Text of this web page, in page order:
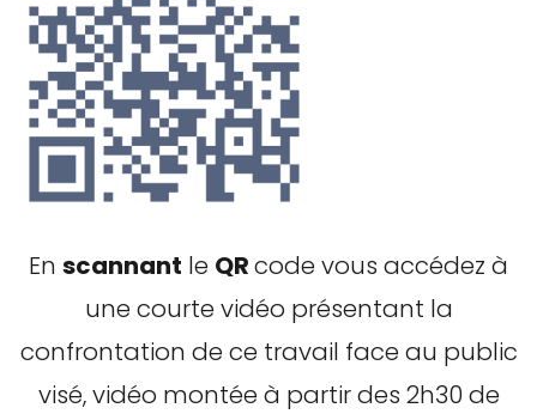
En scannant le QRcode vous accédez à
une courte vidéo présentant la
confrontation de ce travail face au public
visé, vidéo montée à partir des 2h30 de